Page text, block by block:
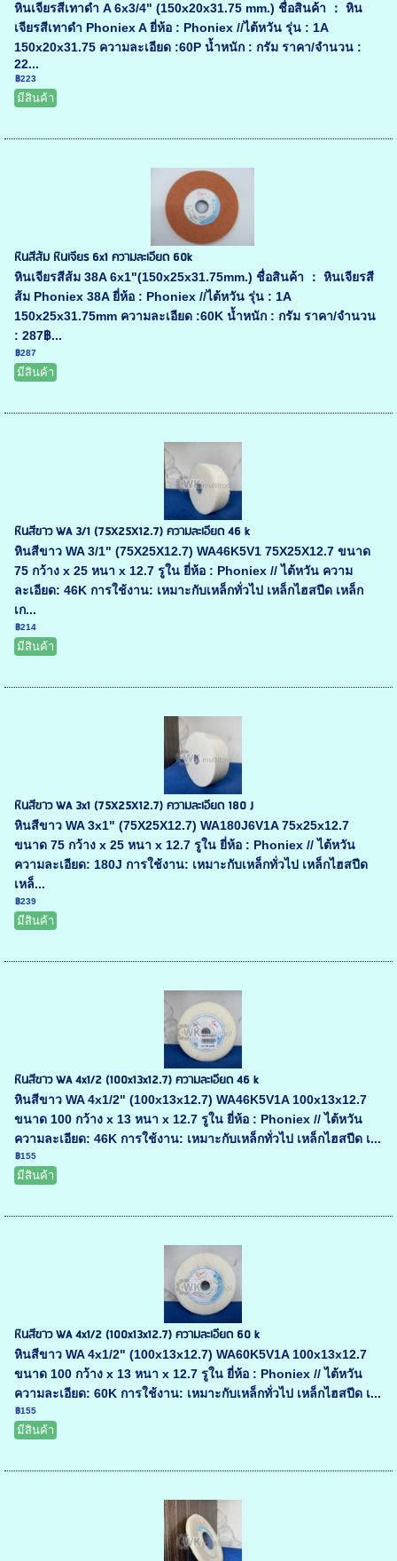
หินเจียรสีเทาดำ A 6x3/4" (150x20x31.75 mm.) ชื่อสินค้า ： หิน
เจียรสีเทาดำ Phoniex A ยี่ห้อ : Phoniex //ไต้หวัน รุ่น : 1A
150x20x31.75 ความละเอียด :60P น้ำหนัก : กรัม ราคา/จำนวน :
22...
฿223
มีสินค้า
หินสีส้ม หินเจียร 6x1 ความละเอียด 60k
หินเจียรสีส้ม 38A 6x1"(150x25x31.75mm.) ชื่อสินค้า ： หินเจียรสี
ส้ม Phoniex 38A ยี่ห้อ : Phoniex //ไต้หวัน รุ่น : 1A
150x25x31.75mm ความละเอียด :60K น้ำหนัก : กรัม ราคา/จำนวน
: 287฿...
฿287
มีสินค้า
หินสีขาว WA 3/1 (75X25X12.7) ความละเอียด 46 k
หินสีขาว WA 3/1" (75X25X12.7) WA46K5V1 75X25X12.7 ขนาด
75 กว้าง x 25 หนา x 12.7 รูใน ยี่ห้อ : Phoniex // ไต้หวัน ความ
ละเอียด: 46K การใช้งาน: เหมาะกับเหล็กทั่วไป เหล็กไฮสปีด เหล็ก
เก...
฿214
มีสินค้า
หินสีขาว WA 3x1 (75X25X12.7) ความละเอียด 180 J
หินสีขาว WA 3x1" (75X25X12.7) WA180J6V1A 75x25x12.7
ขนาด 75 กว้าง x 25 หนา x 12.7 รูใน ยี่ห้อ : Phoniex // ไต้หวัน
ความละเอียด: 180J การใช้งาน: เหมาะกับเหล็กทั่วไป เหล็กไฮสปีด
เหล็...
฿239
มีสินค้า
หินสีขาว WA 4x1/2 (100x13x12.7) ความละเอียด 46 k
หินสีขาว WA 4x1/2" (100x13x12.7) WA46K5V1A 100x13x12.7
ขนาด 100 กว้าง x 13 หนา x 12.7 รูใน ยี่ห้อ : Phoniex // ไต้หวัน
ความละเอียด: 46K การใช้งาน: เหมาะกับเหล็กทั่วไป เหล็กไฮสปีด เ...
฿155
มีสินค้า
หินสีขาว WA 4x1/2 (100x13x12.7) ความละเอียด 60 k
หินสีขาว WA 4x1/2" (100x13x12.7) WA60K5V1A 100x13x12.7
ขนาด 100 กว้าง x 13 หนา x 12.7 รูใน ยี่ห้อ : Phoniex // ไต้หวัน
ความละเอียด: 60K การใช้งาน: เหมาะกับเหล็กทั่วไป เหล็กไฮสปีด เ...
฿155
มีสินค้า